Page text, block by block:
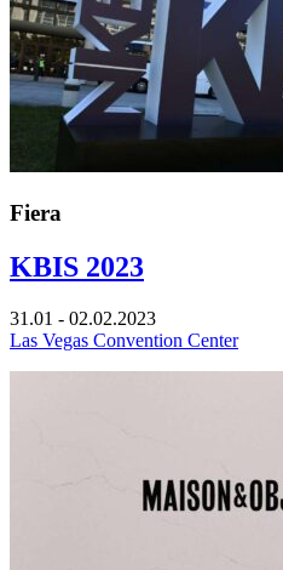
Fiera
KBIS 2023
31.01 - 02.02.2023
Las Vegas Convention Center